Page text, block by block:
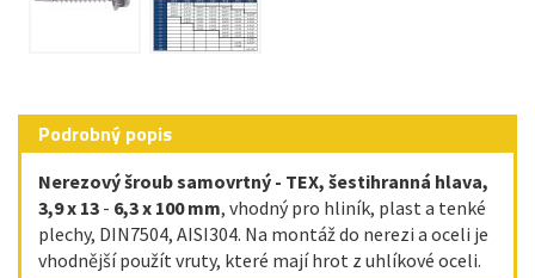
Podrobný popis
Nerezový šroub samovrtný - TEX, šestihranná hlava,
3,9 x 13 - 6,3 x 100 mm, vhodný pro hliník, plast a tenké
plechy, DIN7504, AISI304. Na montáž do nerezi a oceli je
vhodnější použít vruty, které mají hrot z uhlíkové oceli.